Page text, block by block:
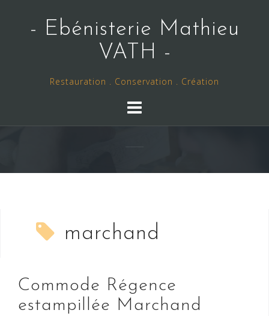
- Ebénisterie Mathieu
VATH -
Restauration . Conservation . Création
marchand
Commode Régence
estampillée Marchand